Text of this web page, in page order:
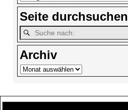
Seite durchsuchen
Archiv